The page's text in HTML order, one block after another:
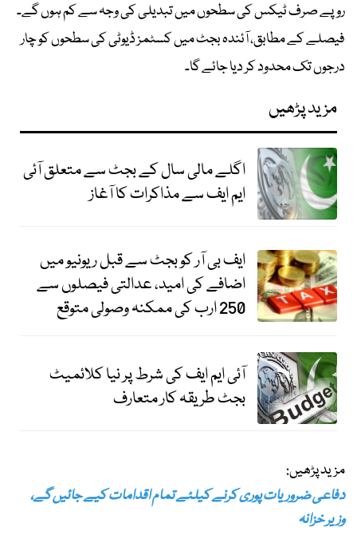
روپے صرف ٹیکس کی سطحوں میں تبدیلی کی وجہ سے کم ہوں گے۔
فیصلے کے مطابق، آئندہ بجٹ میں کسٹمز ڈیوٹی کی سطحوں کو چار
درجوں تک محدود کر دیا جائے گا۔
مزید پڑھیں
اگلے مالی سال کے بجٹ سے متعلق آئی
ایم ایف سے مذاکرات کا آغاز
ایف بی آر کو بجٹ سے قبل ریونیو میں
اضافے کی امید، عدالتی فیصلوں سے
250 ارب کی ممکنہ وصولی متوقع
آئی ایم ایف کی شرط پر نیا کلائمیٹ
بجٹ طریقہ کار متعارف
مزید پڑھیں:
دفاعی ضروریات پوری کرنے کیلئے تمام اقدامات کیے جائیں گے،
وزیر خزانہ